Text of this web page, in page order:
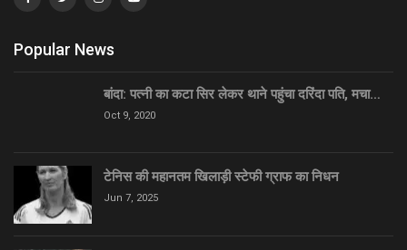
Popular News
बांदा: पत्नी का कटा सिर लेकर थाने पहुंचा दरिंदा पति, मचा…
Oct 9, 2020
टेनिस की महानतम खिलाड़ी स्टेफी ग्राफ का निधन
Jun 7, 2025